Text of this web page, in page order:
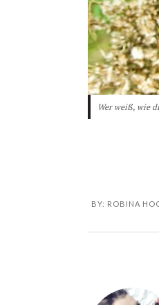
Wer weiß, wie
BY: ROBINA